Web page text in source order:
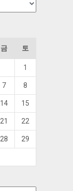
금 토
1
7 8
14 15
21 22
28 29